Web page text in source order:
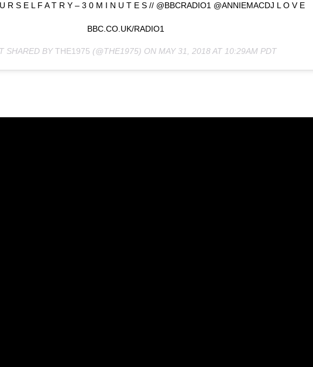
R S E L F A T R Y – 3 0 M I N U T E S // @BBCRADIO1 @ANNIEMACDJ L O V E
BBC.CO.UK/RADIO1
SHARED BYTHE1975 (@THE1975) ON MAY 31, 2018 AT 10:29AM PDT